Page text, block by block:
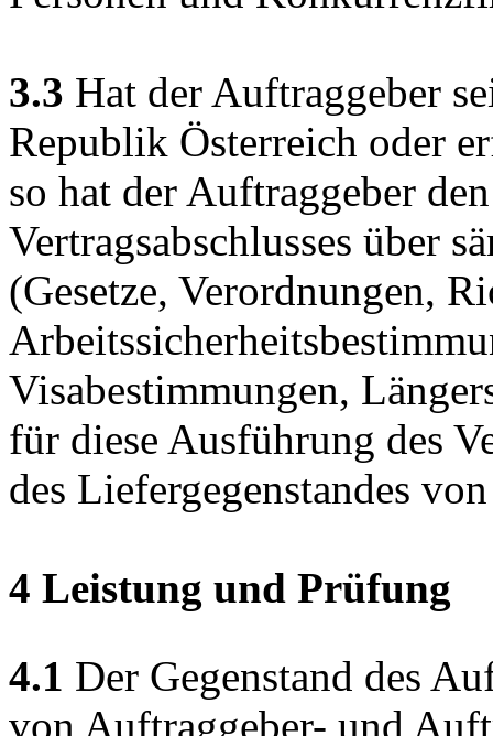
3.3 Hat der Auftraggeber
Republik Österreich oder
so hat der Auftraggeber
Vertragsabschlusses über
(Gesetze, Verordnungen,
Visabestimmungen,
für diese Ausführung des
des Liefergegenstandes
4 Leistung und Prüfung
4.1 Der Gegenstand des
von Auftraggeber- und